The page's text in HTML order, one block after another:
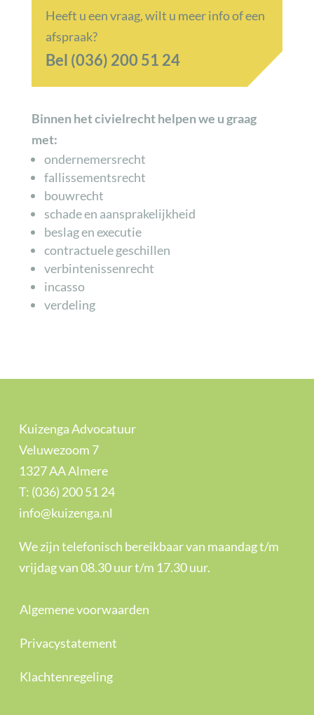
Heeft u een vraag, wilt u meer info of een
afspraak?
Bel (036) 200 51 24
Binnen het civielrechthelpen we u graag
met:
ondernemersrecht
fallissementsrecht
bouwrecht
schade en aansprakelijkheid
beslag en executie
contractuele geschillen
verbintenissenrecht
incasso
verdeling
Kuizenga Advocatuur
Veluwezoom 7
1327 AA Almere
T: (036) 200 51 24
info@kuizenga.nl
We zijn telefonisch bereikbaar van maandag t/m
vrijdag van 08.30 uur t/m 17.30 uur.
Algemene voorwaarden
Privacystatement
Klachtenregeling